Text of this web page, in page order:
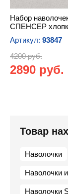
Набор
СПЕНСЕР
Артикул: 93847
4200 руб.
2890 руб.
Товар
Наволочки
Наволочки
Наволочки